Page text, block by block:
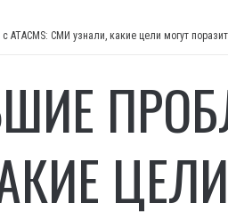
СМИ узнали, какие цели могут